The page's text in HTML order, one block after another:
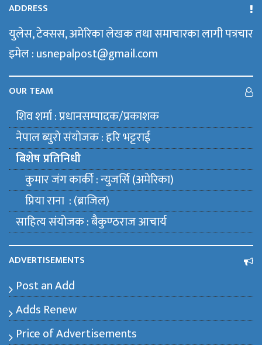
ADDRESS
युलेस, टेक्सस, अमेरिका लेखक तथा समाचारका लागी पत्रचार
इमेल : usnepalpost@gmail.com
OUR TEAM
शिव शर्मा : प्रधानसम्पादक/प्रकाशक
नेपाल ब्युराे संयाेजक : हरि भट्टराई
बिशेष प्रतिनिधी
कुमार जंग कार्की : न्युजर्सि (अमेरिका)
प्रिया राना : (ब्राजिल)
साहित्य संयाेजक : बैकुण्ठराज आचार्य
ADVERTISEMENTS
Post an Add
Adds Renew
Price of Advertisements